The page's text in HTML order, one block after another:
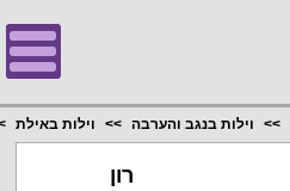
וילות בנגב והערבה וילות באילת
רון